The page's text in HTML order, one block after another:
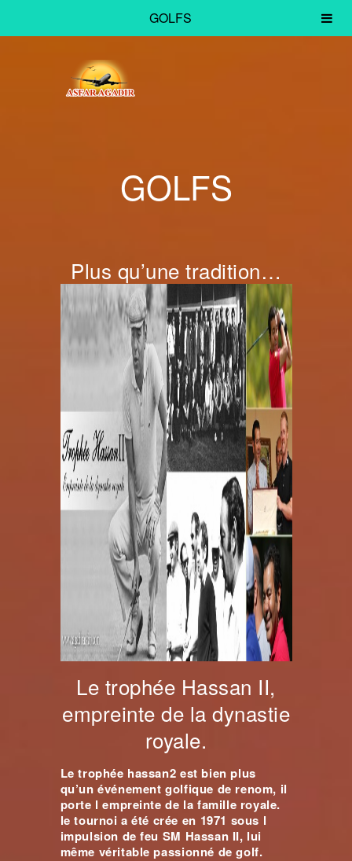
GOLFS
GOLFS
Plus qu’une tradition…
Le trophée Hassan II,
empreinte de la dynastie
royale.
Le trophée hassan2 est bien plus
qu’un événement golfique de renom, il
porte l empreinte de la famille royale.
le tournoi a été crée en 1971 sous l
impulsion de feu SM Hassan II, lui
même véritable passionné de golf.